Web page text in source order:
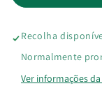
de
Feijão
Recolha
Normalmente
Ver informações